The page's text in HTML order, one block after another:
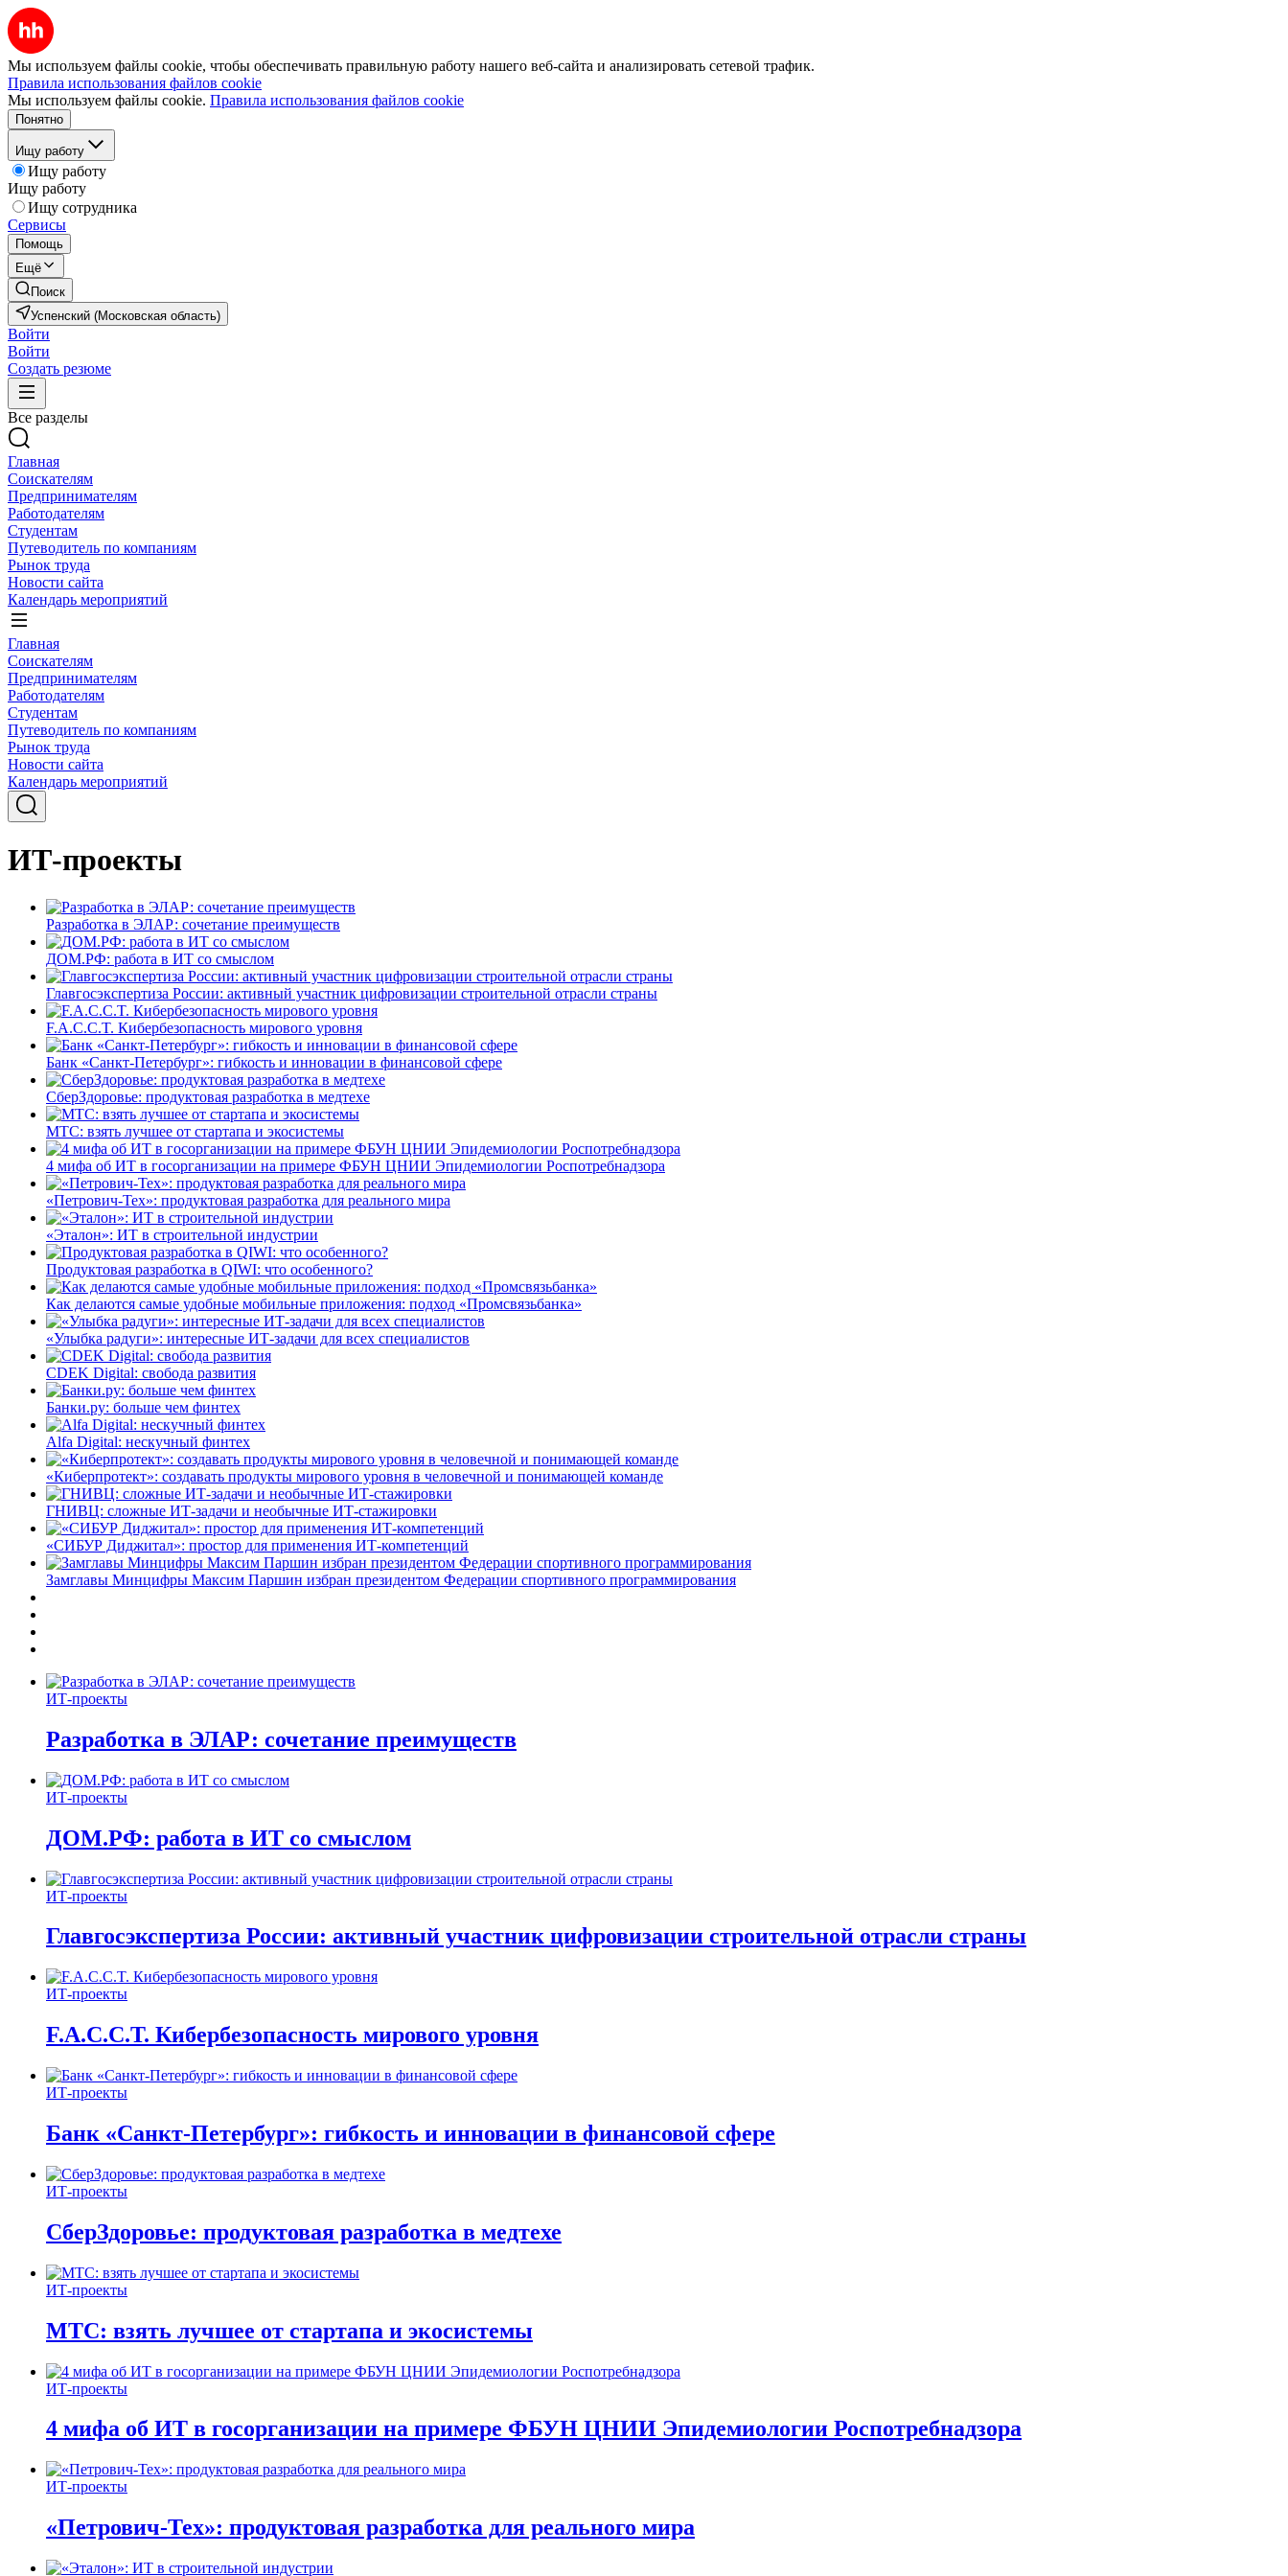
Мы используем файлы cookie, чтобы обеспечивать правильную работу нашего веб-сайта и анализировать сетевой трафик.
Правила использования файлов cookie
Мы используем файлы cookie. Правила использования файлов cookie
Понятно
Ищу работу
Ищу работу
Ищу работу
Ищу сотрудника
Сервисы
Помощь
Ещё
Поиск
Успенский (Московская область)
Войти
Войти
Создать резюме
Все разделы
Главная
Соискателям
Предпринимателям
Работодателям
Студентам
Путеводитель по компаниям
Рынок труда
Новости сайта
Календарь мероприятий
Главная
Соискателям
Предпринимателям
Работодателям
Студентам
Путеводитель по компаниям
Рынок труда
Новости сайта
Календарь мероприятий
ИТ-проекты
Разработка в ЭЛАР: сочетание преимуществ
ДОМ.РФ: работа в ИТ со смыслом
Главгосэкспертиза России: активный участник цифровизации строительной отрасли страны
F.A.C.C.T. Кибербезопасность мирового уровня
Банк «Санкт-Петербург»: гибкость и инновации в финансовой сфере
СберЗдоровье: продуктовая разработка в медтехе
МТС: взять лучшее от стартапа и экосистемы
4 мифа об ИТ в госорганизации на примере ФБУН ЦНИИ Эпидемиологии Роспотребнадзора
«Петрович-Тех»: продуктовая разработка для реального мира
«Эталон»: ИТ в строительной индустрии
Продуктовая разработка в QIWI: что особенного?
Как делаются самые удобные мобильные приложения: подход «Промсвязьбанка»
«Улыбка радуги»: интересные ИТ-задачи для всех специалистов
CDEK Digital: свобода развития
Банки.ру: больше чем финтех
Alfa Digital: нескучный финтех
«Киберпротект»: создавать продукты мирового уровня в человечной и понимающей команде
ГНИВЦ: сложные ИТ‑задачи и необычные ИТ‑стажировки
«СИБУР Диджитал»: простор для применения ИТ-компетенций
Замглавы Минцифры Максим Паршин избран президентом Федерации спортивного программирования
ИТ-проекты
Разработка в ЭЛАР: сочетание преимуществ
ИТ-проекты
ДОМ.РФ: работа в ИТ со смыслом
ИТ-проекты
Главгосэкспертиза России: активный участник цифровизации строительной отрасли страны
ИТ-проекты
F.A.C.C.T. Кибербезопасность мирового уровня
ИТ-проекты
Банк «Санкт-Петербург»: гибкость и инновации в финансовой сфере
ИТ-проекты
СберЗдоровье: продуктовая разработка в медтехе
ИТ-проекты
МТС: взять лучшее от стартапа и экосистемы
ИТ-проекты
4 мифа об ИТ в госорганизации на примере ФБУН ЦНИИ Эпидемиологии Роспотребнадзора
ИТ-проекты
«Петрович-Тех»: продуктовая разработка для реального мира